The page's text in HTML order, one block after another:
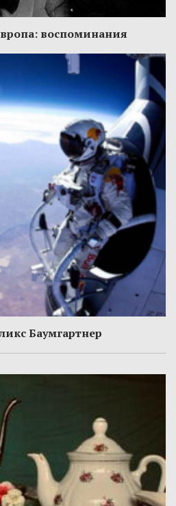
воспоминания
Баумгартнер